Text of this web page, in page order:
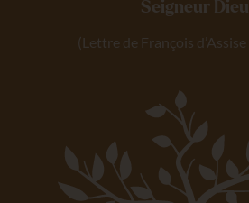
Seigneur
(Lettre de François